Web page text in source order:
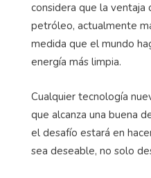
considera que la ventaja
petróleo, actualmente
medida que el mundo
energía más limpia.
Cualquier tecnología
que alcanza una buena
el desafío estará en
sea deseable, no solo